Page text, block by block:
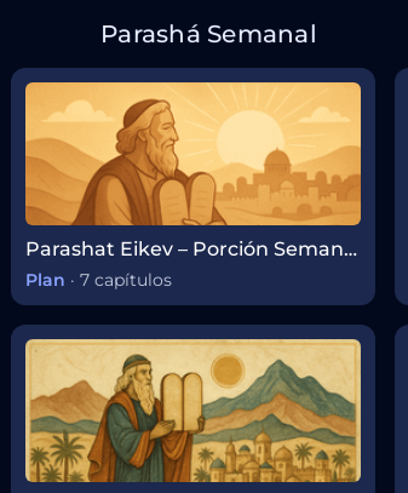
Parashá Semanal
Parashat Eikev – Porción Semanal de la Torá
Plan · 7 capítulos